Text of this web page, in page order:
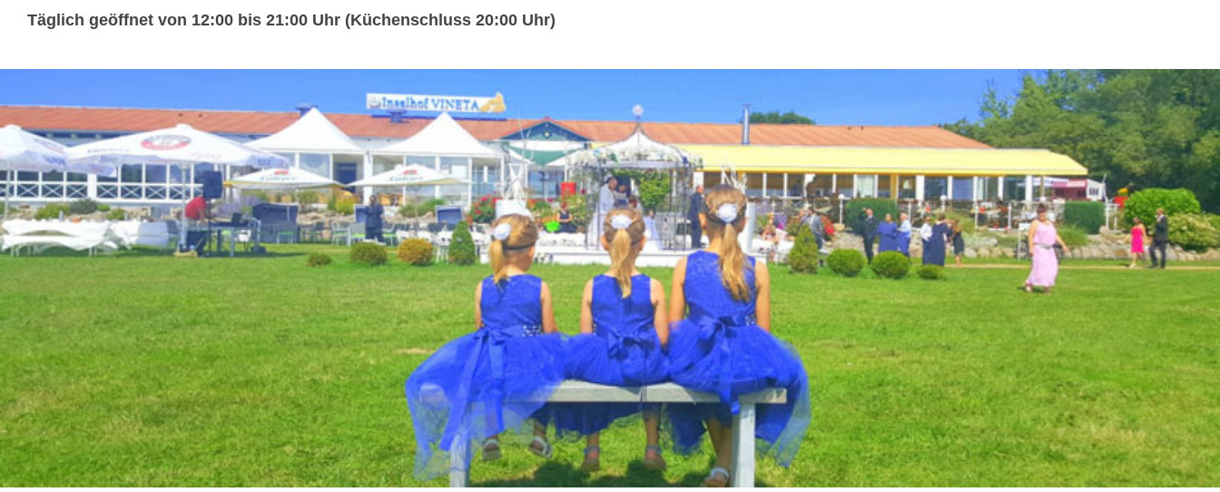
Täglich geöffnet von 12:00 bis 21:00 Uhr (Küchenschluss 20:00 Uhr)